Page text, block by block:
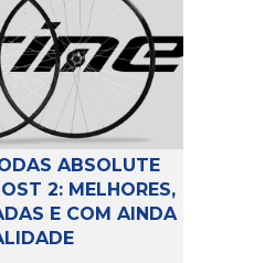
da
Campeonato
Bike
em São José
entre os dias
Com cinco […]
ABSOLUTE
2: MELHORES,
E COM AINDA